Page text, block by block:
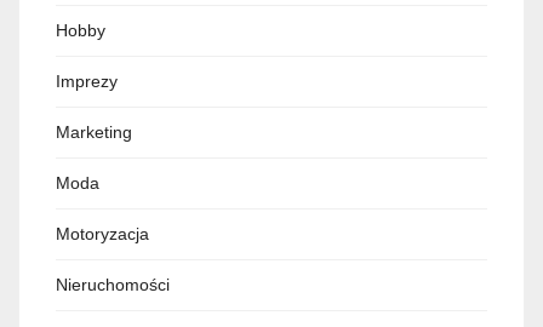
Hobby
Imprezy
Marketing
Moda
Motoryzacja
Nieruchomości